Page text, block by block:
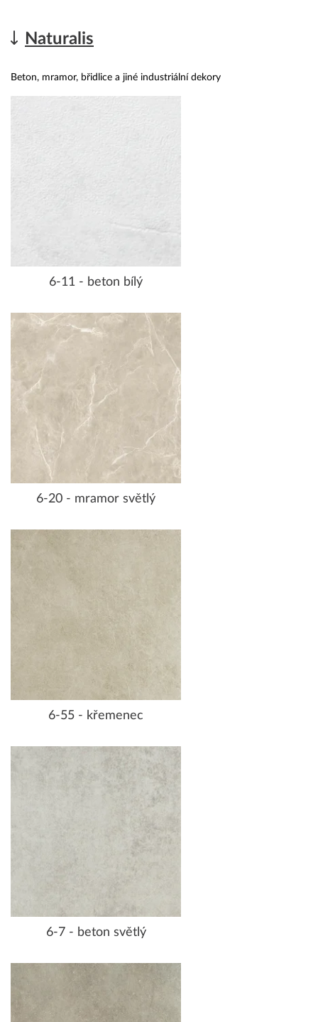
Naturalis
Beton, mramor, břidlice a jiné industriální dekory
6-11 - beton bílý
6-20 - mramor světlý
6-55 - křemenec
6-7 - beton světlý